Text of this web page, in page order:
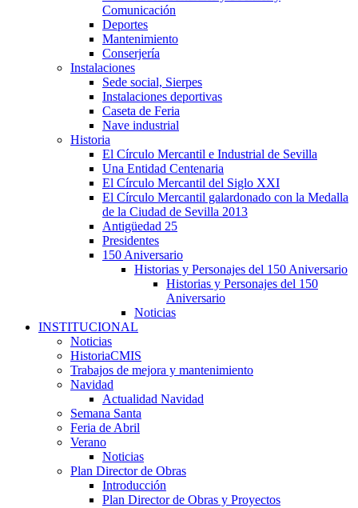
Comunicación
Deportes
Mantenimiento
Conserjería
Instalaciones
Sede social, Sierpes
Instalaciones deportivas
Caseta de Feria
Nave industrial
Historia
El Círculo Mercantil e Industrial de Sevilla
Una Entidad Centenaria
El Círculo Mercantil del Siglo XXI
El Círculo Mercantil galardonado con la Medalla
de la Ciudad de Sevilla 2013
Antigüedad 25
Presidentes
150 Aniversario
Historias y Personajes del 150 Aniversario
Historias y Personajes del 150
Aniversario
Noticias
INSTITUCIONAL
Noticias
HistoriaCMIS
Trabajos de mejora y mantenimiento
Navidad
Actualidad Navidad
Semana Santa
Feria de Abril
Verano
Noticias
Plan Director de Obras
Introducción
Plan Director de Obras y Proyectos